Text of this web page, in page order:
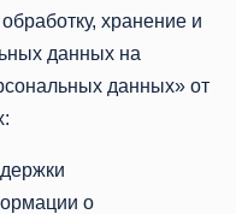
хранение и
данных на
данных» от
о